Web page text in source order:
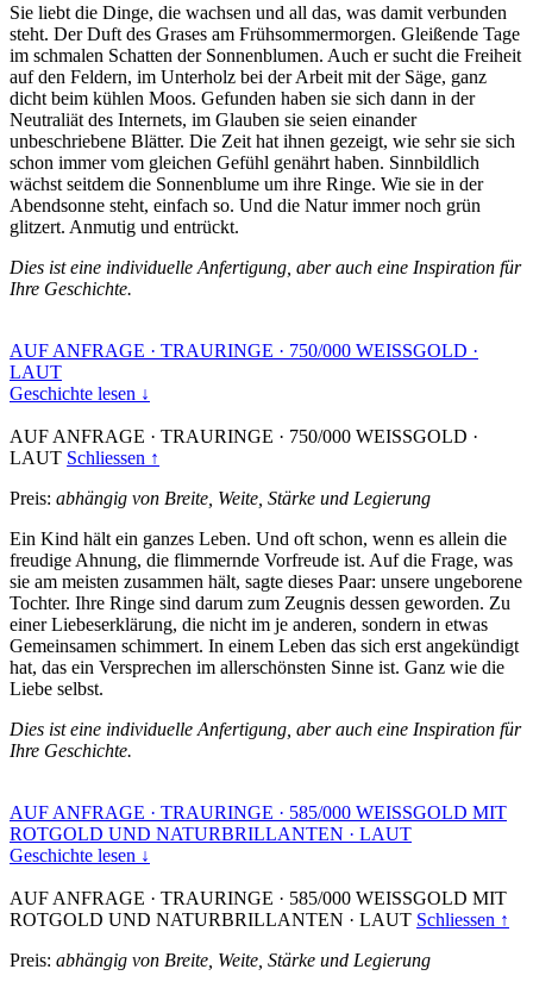
Sie liebt die Dinge, die wachsen und all das, was damit verbunden
steht. Der Duft des Grases am Frühsommermorgen. Gleißende Tage
im schmalen Schatten der Sonnenblumen. Auch er sucht die Freiheit
auf den Feldern, im Unterholz bei der Arbeit mit der Säge, ganz
dicht beim kühlen Moos. Gefunden haben sie sich dann in der
Neutraliät des Internets, im Glauben sie seien einander
unbeschriebene Blätter. Die Zeit hat ihnen gezeigt, wie sehr sie sich
schon immer vom gleichen Gefühl genährt haben. Sinnbildlich
wächst seitdem die Sonnenblume um ihre Ringe. Wie sie in der
Abendsonne steht, einfach so. Und die Natur immer noch grün
glitzert. Anmutig und entrückt.
Dies ist eine individuelle Anfertigung, aber auch eine Inspiration für
Ihre Geschichte.
AUF ANFRAGE · TRAURINGE · 750/000 WEISSGOLD ·
LAUT
Geschichte lesen ↓
AUF ANFRAGE · TRAURINGE · 750/000 WEISSGOLD ·
LAUT Schliessen ↑
Preis: abhängig von Breite, Weite, Stärke und Legierung
Ein Kind hält ein ganzes Leben. Und oft schon, wenn es allein die
freudige Ahnung, die flimmernde Vorfreude ist. Auf die Frage, was
sie am meisten zusammen hält, sagte dieses Paar: unsere ungeborene
Tochter. Ihre Ringe sind darum zum Zeugnis dessen geworden. Zu
einer Liebeserklärung, die nicht im je anderen, sondern in etwas
Gemeinsamen schimmert. In einem Leben das sich erst angekündigt
hat, das ein Versprechen im allerschönsten Sinne ist. Ganz wie die
Liebe selbst.
Dies ist eine individuelle Anfertigung, aber auch eine Inspiration für
Ihre Geschichte.
AUF ANFRAGE · TRAURINGE · 585/000 WEISSGOLD MIT
ROTGOLD UND NATURBRILLANTEN · LAUT
Geschichte lesen ↓
AUF ANFRAGE · TRAURINGE · 585/000 WEISSGOLD MIT
ROTGOLD UND NATURBRILLANTEN · LAUT Schliessen ↑
Preis: abhängig von Breite, Weite, Stärke und Legierung